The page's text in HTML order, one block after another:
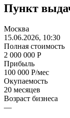
Пункт
Москва
15.06.2026, 10:30
Полная стоимость
2 000 000 Р
Прибыль
100 000 Р/мес
Окупаемость
20 месяцев
Возраст бизнеса
—